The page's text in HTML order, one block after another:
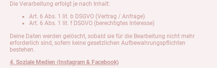
Die Verarbeitung erfolgt je nach Inhalt:
Art. 6 Abs. 1 lit. b DSGVO (Vertrag / Anfrage)
Art. 6 Abs. 1 lit. f DSGVO (berechtigtes Interesse)
Deine Daten werden gelöscht, sobald sie für die Bearbeitung nicht mehr
erforderlich sind, sofern keine gesetzlichen Aufbewahrungspflichten
bestehen.
4. Soziale Medien (Instagram & Facebook)